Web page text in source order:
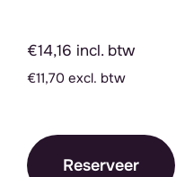
€14,16 incl. btw
€11,70 excl. btw
Reserveer